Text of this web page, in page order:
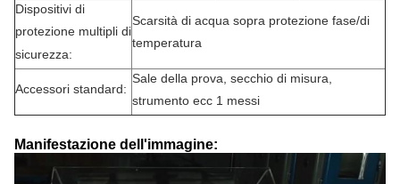
Dispositivi di
protezione multipli di
sicurezza:
Scarsità di acqua sopra protezione fase/di
temperatura
Accessori standard:
Sale della prova, secchio di misura,
strumento ecc 1 messi
Manifestazione dell'immagine: